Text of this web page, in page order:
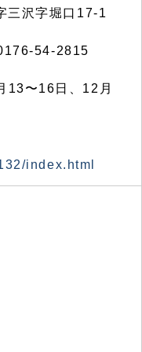
沢字堀口17-1
54-2815
13〜16日、12月
index.html